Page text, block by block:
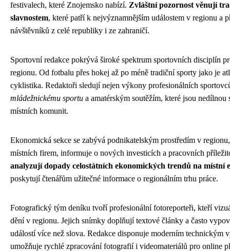
festivalech, které Znojemsko nabízí. Zvláštní pozornost věnují
slavnostem, které patří k nejvýznamnějším událostem v regionu a
návštěvníků z celé republiky i ze zahraničí.
Sportovní redakce pokrývá široké spektrum sportovních disciplín
regionu. Od fotbalu přes hokej až po méně tradiční sporty jako je
cyklistika. Redaktoři sledují nejen výkony profesionálních
mládežnickému sportu a amatérským soutěžím, které jsou nedílnou
místních komunit.
Ekonomická sekce se zabývá podnikatelským prostředím v
místních firem, informuje o nových investicích a pracovních
analyzují dopady celostátních ekonomických trendů na místní
poskytují čtenářům užitečné informace o regionálním trhu práce.
Fotografický tým deníku tvoří profesionální fotoreporteři, kteří
dění v regionu. Jejich snímky doplňují textové články a často
událostí více než slova. Redakce disponuje moderním technickým
umožňuje rychlé zpracování fotografií i videomateriálů pro online